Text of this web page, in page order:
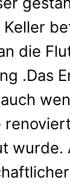
Keller
die
.Das
wurde.